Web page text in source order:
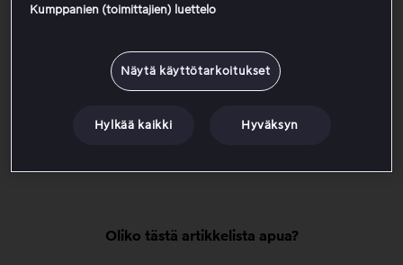
pelikonsolilla
profiilikuvakkeeseen oikeassa yläkulmassa ja valitse
Oliko tästä artikkelista apua?
Kumppanien (toimittajien) luettelo
Näytä käyttötarkoitukset
Hylkää kaikki Hyväksyn